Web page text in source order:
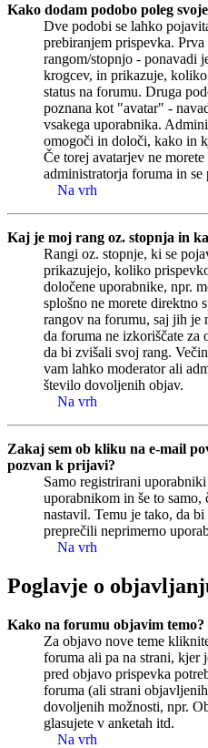
Kako dodam podobo poleg
Dve podobi se lahko
prebiranjem prispevka.
rangom/stopnjo - ponavadi
krogcev, in prikazuje,
status na forumu. Druga
poznana kot "avatar" -
vsakega uporabnika.
omogoči in določi, kako in
Če torej avatarjev ne
administratorja foruma in
Na vrh
Kaj je moj rang oz. stopnja in
Rangi oz. stopnje, ki se
prikazujejo, koliko
določene uporabnike, npr.
splošno ne morete direktno
rangov na forumu, saj jih je
da foruma ne izkoriščate za
da bi zvišali svoj rang.
vam lahko moderator ali
število dovoljenih objav.
Na vrh
Zakaj sem ob kliku na e-mail
pozvan k prijavi?
Samo registrirani
uporabnikom in še to samo,
nastavil. Temu je tako, da
preprečili neprimerno
Na vrh
Poglavje o
Kako na forumu objavim temo?
Za objavo nove teme
foruma ali pa na strani, kjer
pred objavo prispevka
foruma (ali strani
dovoljenih možnosti, npr.
glasujete v anketah itd.
Na vrh